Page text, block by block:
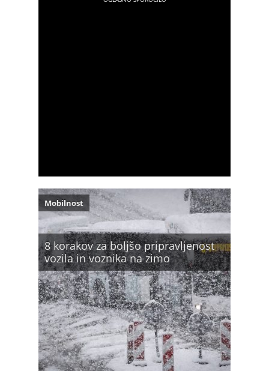
8 korakov za boljšo pripravljenost
vozila in voznika na zimo
Mobilnost